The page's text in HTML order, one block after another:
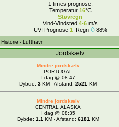
1 times prognose:
Temperatur 16°C
Støvregn
Vind-Vindstød 4-6 m/s
UVI Prognose 1 Regn 88%
Historie - Lufthavn
Jordskælv
Mindre jordskælv
PORTUGAL
I dag @ 08:47
Dybde: 3 KM - Afstand: 2521 KM
Mindre jordskælv
CENTRAL ALASKA
I dag @ 08:35
Dybde: 1.1 KM - Afstand: 6181 KM